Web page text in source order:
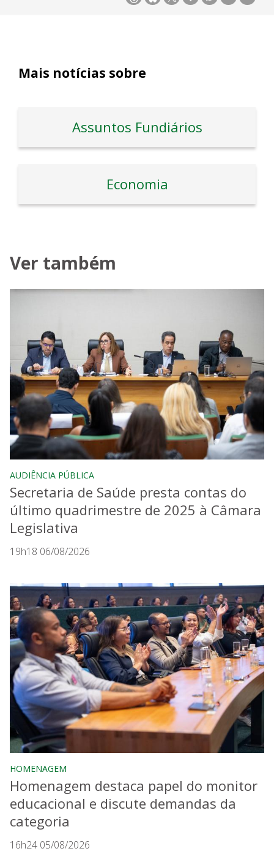
Mais notícias sobre
Assuntos Fundiários
Economia
Ver também
AUDIÊNCIA PÚBLICA
Secretaria de Saúde presta contas do
último quadrimestre de 2025 à Câmara
Legislativa
19h18 06/08/2026
HOMENAGEM
Homenagem destaca papel do monitor
educacional e discute demandas da
categoria
16h24 05/08/2026